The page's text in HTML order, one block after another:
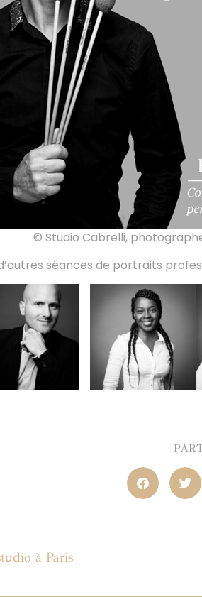
© Studio Cabrelli,
séances de portraits
à Paris